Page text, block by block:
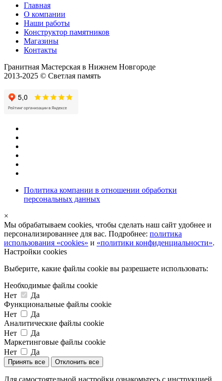
Главная
О компании
Наши работы
Конструктор памятников
Магазины
Контакты
Гранитная Мастерская в Нижнем Новгороде
2013-2025 © Светлая память
Политика компании в отношении обработки
персональных данных
×
Мы обрабатываем cookies, чтобы сделать наш сайт удобнее и
персонализированнее для вас. Подробнее: политика
использования «cookies» и «политики конфиденциальности».
Настройки cookies
Выберите, какие файлы cookie вы разрешаете использовать:
Необходимые файлы cookie
Нет
Да
Функциональные файлы cookie
Нет
Да
Аналитические файлы cookie
Нет
Да
Маркетинговые файлы cookie
Нет
Да
Принять все Отклонить все
Для самостоятельной настройки ознакомьтесь с инструкцией